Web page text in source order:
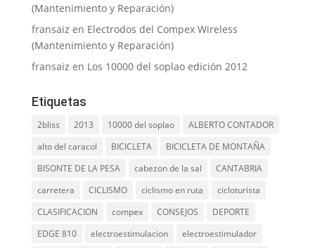
(Mantenimiento y Reparación)
fransaiz en Electrodos del Compex Wireless
(Mantenimiento y Reparación)
fransaiz en Los 10000 del soplao edición 2012
Etiquetas
2bliss 2013 10000 del soplao
ALBERTO CONTADOR
alto del caracol
BICICLETA
BICICLETA DE MONTAÑA
BISONTE DE LA PESA
cabezon de la sal
CANTABRIA
carretera
CICLISMO ciclismo en ruta
cicloturista
CLASIFICACION
compex CONSEJOS
DEPORTE
EDGE 810
electroestimulacion electroestimulador